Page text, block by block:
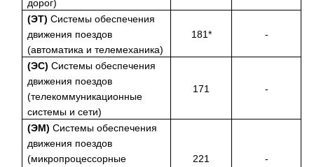
дорог)
(ЭТ) Системы обеспечения
движения поездов
(автоматика и телемеханика)
181* -
(ЭС) Системы обеспечения
движения поездов
(телекоммуникационные
системы и сети)
171 -
(ЭМ) Системы обеспечения
движения поездов
(микропроцессорные
221 -